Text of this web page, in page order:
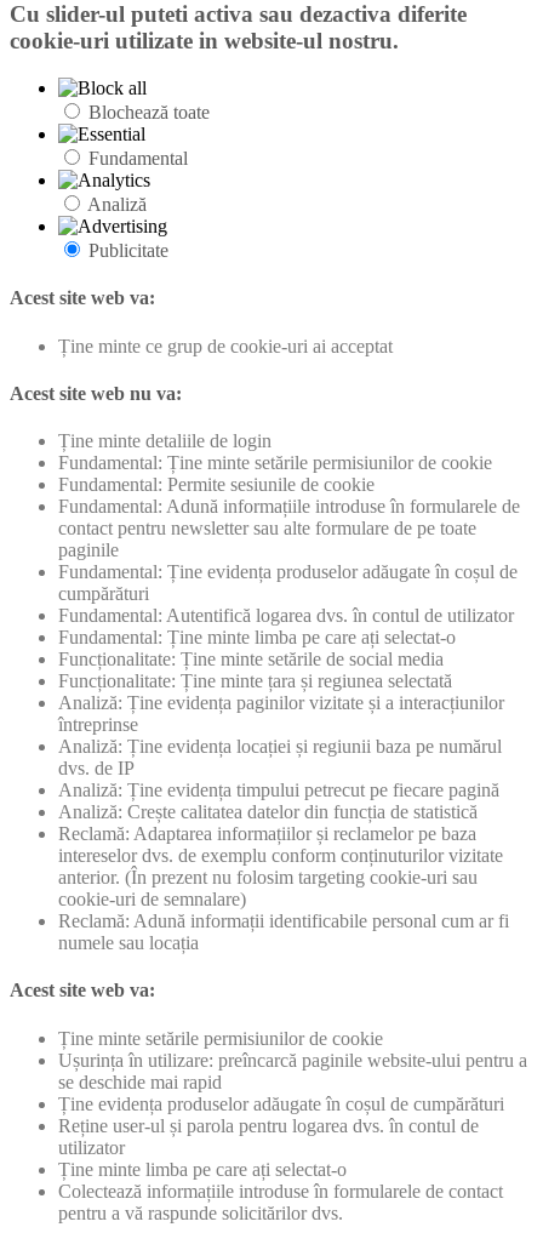
Cu slider-ul puteti activa sau dezactiva diferite
cookie-uri utilizate in website-ul nostru.
Blochează toate
Fundamental
Analiză
Publicitate
Acest site web va:
Ține minte ce grup de cookie-uri ai acceptat
Acest site web nu va:
Ține minte detaliile de login
Fundamental: Ține minte setările permisiunilor de cookie
Fundamental: Permite sesiunile de cookie
Fundamental: Adună informațiile introduse în formularele de
contact pentru newsletter sau alte formulare de pe toate
paginile
Fundamental: Ține evidența produselor adăugate în coșul de
cumpărături
Fundamental: Autentifică logarea dvs. în contul de utilizator
Fundamental: Ține minte limba pe care ați selectat-o
Funcționalitate: Ține minte setările de social media
Funcționalitate: Ține minte țara și regiunea selectată
Analiză: Ține evidența paginilor vizitate și a interacțiunilor
întreprinse
Analiză: Ține evidența locației și regiunii baza pe numărul
dvs. de IP
Analiză: Ține evidența timpului petrecut pe fiecare pagină
Analiză: Crește calitatea datelor din funcția de statistică
Reclamă: Adaptarea informațiilor și reclamelor pe baza
intereselor dvs. de exemplu conform conținuturilor vizitate
anterior. (În prezent nu folosim targeting cookie-uri sau
cookie-uri de semnalare)
Reclamă: Adună informații identificabile personal cum ar fi
numele sau locația
Acest site web va:
Ține minte setările permisiunilor de cookie
Ușurința în utilizare: preîncarcă paginile website-ului pentru a
se deschide mai rapid
Ține evidența produselor adăugate în coșul de cumpărături
Reține user-ul și parola pentru logarea dvs. în contul de
utilizator
Ține minte limba pe care ați selectat-o
Colectează informațiile introduse în formularele de contact
pentru a vă raspunde solicitărilor dvs.